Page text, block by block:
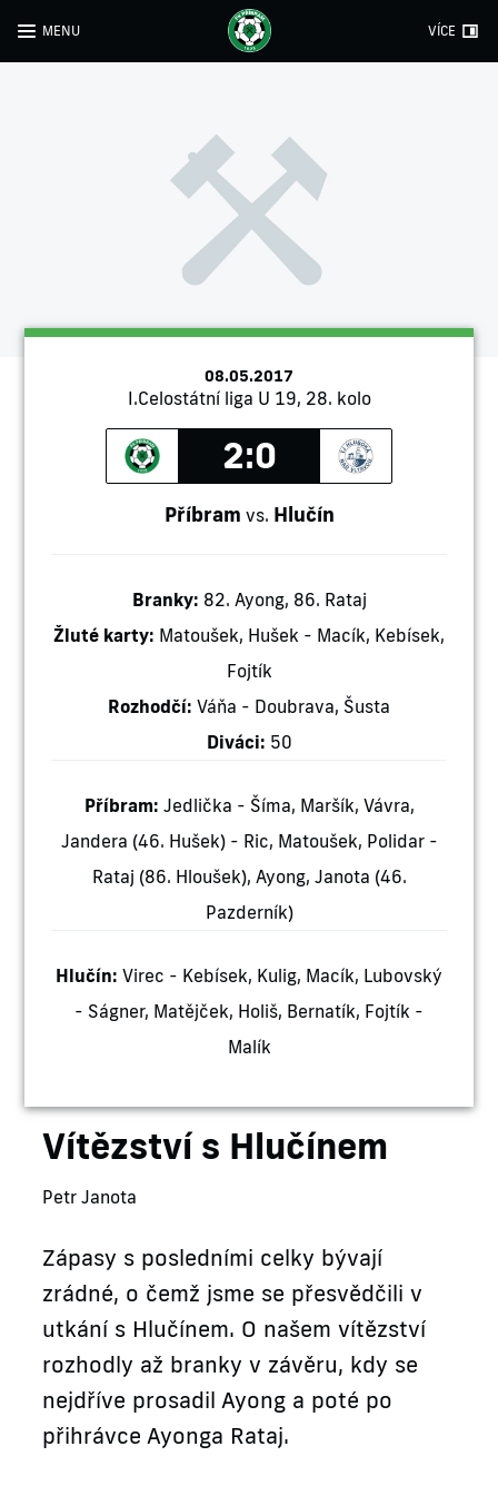
MENU VÍCE
08.05.2017
I.Celostátní liga U 19, 28. kolo
2:0
Příbram vs. Hlučín
Branky: 82. Ayong, 86. Rataj
Žluté karty: Matoušek, Hušek - Macík, Kebísek,
Fojtík
Rozhodčí: Váňa - Doubrava, Šusta
Diváci: 50
Příbram: Jedlička - Šíma, Maršík, Vávra,
Jandera (46. Hušek) - Ric, Matoušek, Polidar -
Rataj (86. Hloušek), Ayong, Janota (46.
Pazderník)
Hlučín: Virec - Kebísek, Kulig, Macík, Lubovský
- Ságner, Matějček, Holiš, Bernatík, Fojtík -
Malík
Vítězství s Hlučínem
Petr Janota
Zápasy s posledními celky bývají
zrádné, o čemž jsme se přesvědčili v
utkání s Hlučínem. O našem vítězství
rozhodly až branky v závěru, kdy se
nejdříve prosadil Ayong a poté po
přihrávce Ayonga Rataj.